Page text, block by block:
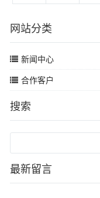
网站分类
新闻中心
合作客户
搜索
最新留言